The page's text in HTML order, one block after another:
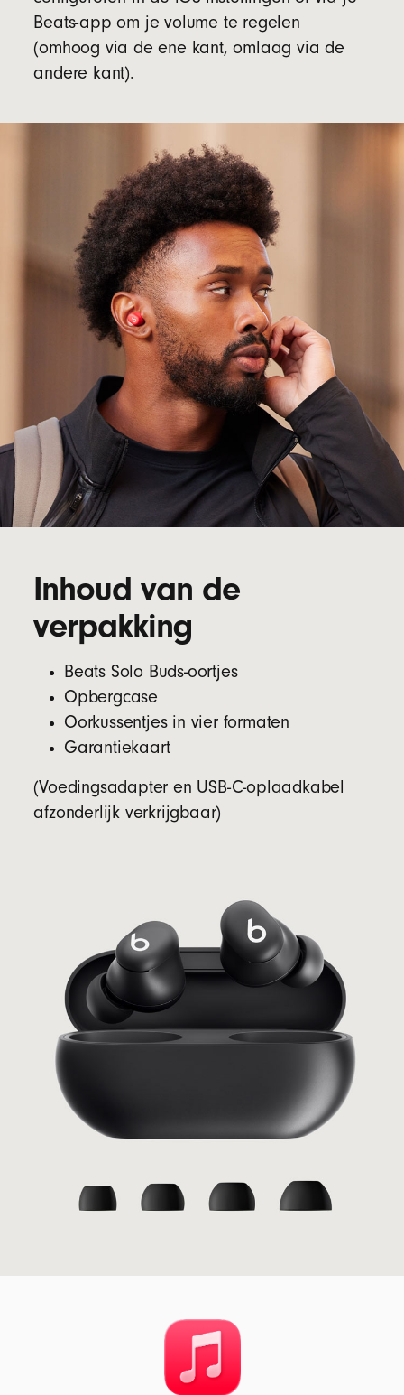
Beats-app om je volume te regelen
(omhoog via de ene kant, omlaag via de
andere kant).
Inhoud van de
verpakking
Beats Solo Buds-oortjes
Opbergcase
Oorkussentjes in vier formaten
Garantiekaart
(Voedingsadapter en USB-C-oplaadkabel
afzonderlijk verkrijgbaar)